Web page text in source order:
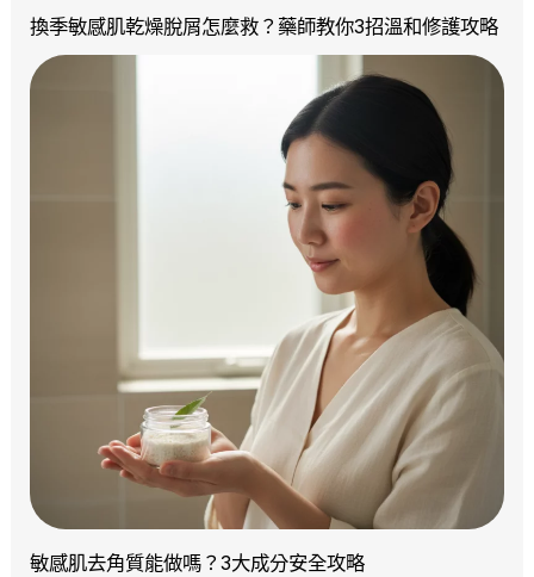
換季敏感肌乾燥脫屑怎麼救？藥師教你3招溫和修護攻略
敏感肌去角質能做嗎？3大成分安全攻略